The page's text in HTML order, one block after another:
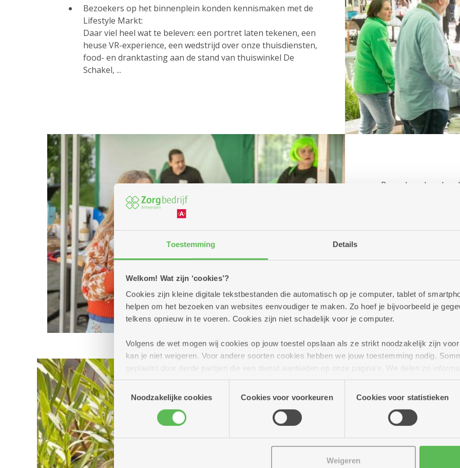
Toestemming Details
Welkom! Wat zijn ‘cookies’?
Cookies zijn kleine digitale tekstbestanden die automatisch op je computer, tablet of
helpen om het bezoeken van websites eenvoudiger te maken. Zo hoef je bijvoorbeeld je
telkens opnieuw in te voeren. Cookies zijn niet schadelijk voor je computer.
Volgens de wet mogen wij cookies op jouw toestel opslaan als ze strikt noodzakelijk zijn
kan je niet weigeren. Voor andere soorten cookies hebben we jouw toestemming nodig.
geplaatst door derde partijen die een dienst aanbieden op onze pagina's. We delen zo
(geanonimiseerd) gebruik van onze site voor social media, advertenties en analyse. Deze
combineren met andere informatie die je aan hen verstrekte.
Toestemmingsselectie
Noodzakelijke cookies
Cookies voor voorkeuren Cookies voor statistieken
Weigeren
Bezoekers op het binnenplein konden kennismaken met de
Lifestyle Markt:
Daar viel heel wat te beleven: een portret laten tekenen, een
heuse VR-experience, een wedstrijd over onze thuisdiensten,
food- en dranktasting aan de stand van thuiswinkel De
Schakel, ...
Bezoekers konden
flat